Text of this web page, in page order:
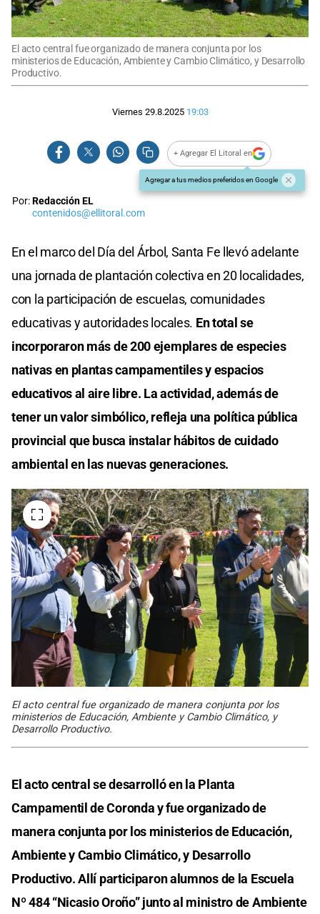
El acto central fue organizado de manera conjunta por los
ministerios de Educación, Ambiente y Cambio Climático, y Desarrollo
Productivo.
Viernes 29.8.2025 19:03
+ Agregar El Litoral en
Agregar a tus medios preferidos en Google
Por:Redacción EL
contenidos@ellitoral.com
En el marco del Día del Árbol, Santa Fe llevó adelante
una jornada de plantación colectiva en 20 localidades,
con la participación de escuelas, comunidades
educativas y autoridades locales. En total se
incorporaron más de 200 ejemplares de especies
nativas en plantas campamentiles y espacios
educativos al aire libre. La actividad, además de
tener un valor simbólico, refleja una política pública
provincial que busca instalar hábitos de cuidado
ambiental en las nuevas generaciones.
El acto central fue organizado de manera conjunta por los
ministerios de Educación, Ambiente y Cambio Climático, y
Desarrollo Productivo.
El acto central se desarrolló en la Planta
Campamentil de Coronda y fue organizado de
manera conjunta por los ministerios de Educación,
Ambiente y Cambio Climático, y Desarrollo
Productivo. Allí participaron alumnos de la Escuela
Nº 484 “Nicasio Oroño” junto al ministro de Ambiente